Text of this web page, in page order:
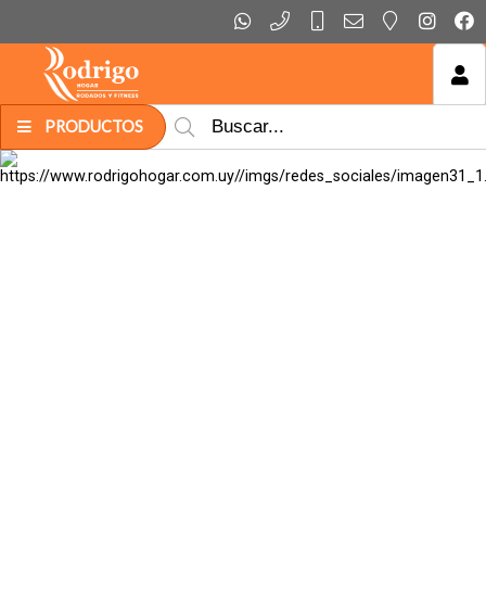
PRODUCTOS
MI COMPRA